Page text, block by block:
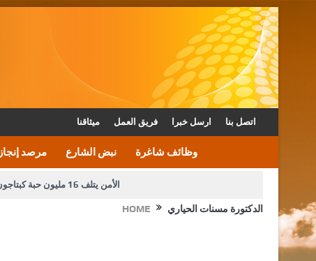
ميثاقنا فريق العمل ارسل خبرا اتصل بنا
مرصد إنجاز نبض الشارع وظائف شاغرة
الأمن يتلف 16 مليون حبة كبتاجون و1480 كغم مواد مخدرة
HOME الدكتورة مسنات الحياري